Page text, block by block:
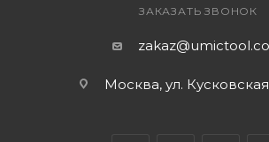
ЗАКАЗАТЬ ЗВОНОК
Москва, ул.